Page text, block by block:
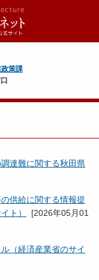
策課
達難に関する秋田県
供給に関する情報提
ト）
[2026年05月01
（経済産業省のサイ